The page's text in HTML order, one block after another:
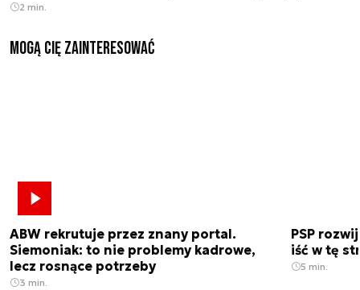
2 min.
Mogą Cię zainteresować
ABW rekrutuje przez znany portal.
Siemoniak: to nie problemy kadrowe,
lecz rosnące potrzeby
3 min.
PSP
iść w tę
5 min.